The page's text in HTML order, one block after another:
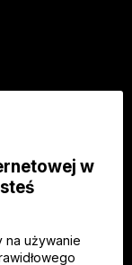
w
na używanie